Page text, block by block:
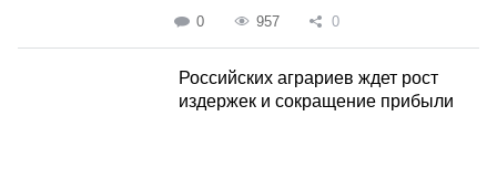
0 957 0
Российских аграриев ждет рост
издержек и сокращение прибыли